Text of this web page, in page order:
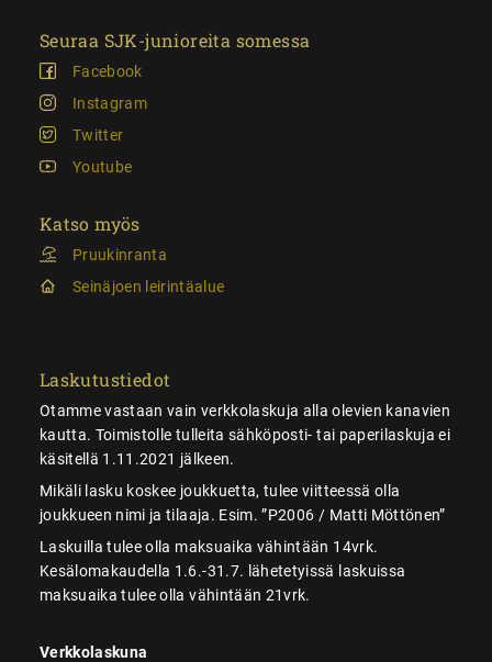
Seuraa SJK-junioreita somessa
Facebook
Instagram
Twitter
Youtube
Katso myös
Pruukinranta
Seinäjoen leirintäalue
Laskutustiedot
Otamme vastaan vain verkkolaskuja alla olevien kanavien
kautta. Toimistolle tulleita sähköposti- tai paperilaskuja ei
käsitellä 1.11.2021 jälkeen.
Mikäli lasku koskee joukkuetta, tulee viitteessä olla
joukkueen nimi ja tilaaja. Esim. ”P2006 / Matti Möttönen”
Laskuilla tulee olla maksuaika vähintään 14vrk.
Kesälomakaudella 1.6.-31.7. lähetetyissä laskuissa
maksuaika tulee olla vähintään 21vrk.
Verkkolaskuna